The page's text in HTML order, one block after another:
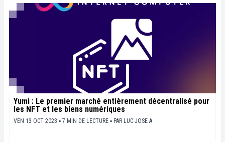
Yumi : Le premier marché entièrement décentralisé pour
les NFT et les biens numériques
VEN 13 OCT 2023 ▪ 7 MIN DE LECTURE ▪ PAR LUC JOSE A.